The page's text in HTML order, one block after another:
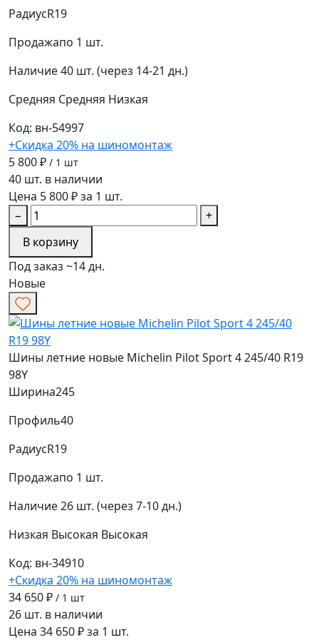
РадиусR19
Продажапо 1 шт.
Наличие40 шт. (через 14-21 дн.)
Средняя Средняя Низкая
Код: вн-54997
+Скидка 20% на шиномонтаж
5 800 ₽ / 1 шт
40 шт. в наличии
Цена 5 800 ₽ за 1 шт.
−
+
В корзину
Под заказ ~14 дн.
Новые
Шины летние новые Michelin Pilot Sport 4 245/40 R19
98Y
Ширина245
Профиль40
РадиусR19
Продажапо 1 шт.
Наличие26 шт. (через 7-10 дн.)
Низкая Высокая Высокая
Код: вн-34910
+Скидка 20% на шиномонтаж
34 650 ₽ / 1 шт
26 шт. в наличии
Цена 34 650 ₽ за 1 шт.